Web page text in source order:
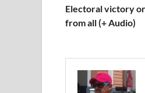
Electoral victory
from all (+ Audio)